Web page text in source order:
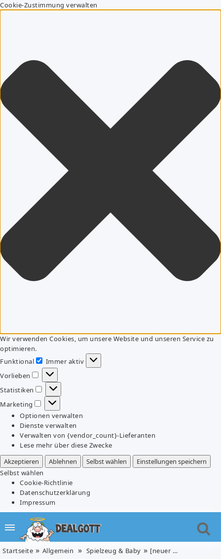
Cookie-Zustimmung verwalten
Wir verwenden Cookies, um unsere Website und unseren Service zu
optimieren.
Funktional
Funktional
Immer aktiv
Vorlieben
Vorlieben
Statistiken
Statistiken
Marketing
Marketing
Optionen verwalten
Dienste verwalten
Verwalten von {vendor_count}-Lieferanten
Lese mehr über diese Zwecke
Akzeptieren
Ablehnen Selbst wählen
Einstellungen speichern
Selbst wählen
Cookie-Richtlinie
Datenschutzerklärung
Impressum
Startseite Allgemein Spielzeug & Baby [neuer Bestpreis] LEGO 43020 Offizieller Pokal der FIFA Fußball-Weltmeisterschaft für 117,64€ (Vergleich: 126,11€)